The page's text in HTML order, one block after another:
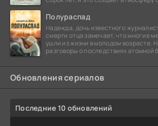
Полураспад
Надежда, дочь известного
смерти отца замечает, что многие
ушли из жизни в молодом возрасте.
разговоры о последствиях атомной
Обновления сериалов
Последние 10 обновлений